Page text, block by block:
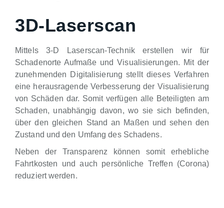
3D-Laserscan
Mittels 3-D Laserscan-Technik erstellen wir für
Schadenorte Aufmaße und Visualisierungen. Mit der
zunehmenden Digitalisierung stellt dieses Verfahren
eine herausragende Verbesserung der Visualisierung
von Schäden dar. Somit verfügen alle Beteiligten am
Schaden, unabhängig davon, wo sie sich befinden,
über den gleichen Stand an Maßen und sehen den
Zustand und den Umfang des Schadens.
Neben der Transparenz können somit erhebliche
Fahrtkosten und auch persönliche Treffen (Corona)
reduziert werden.